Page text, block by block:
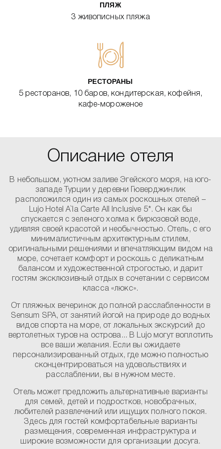
ПЛЯЖ
3 живописных пляжа
РЕСТОРАНЫ
5 ресторанов, 10 баров, кондитерская, кофейня,
кафе-мороженое
Описание отеля
В небольшом, уютном заливе Эгейского моря, на юго-
западе Турции у деревни Гюверджинлик
расположился один из самых роскошных отелей –
Lujo Hotel A`la Carte All Inclusive 5*. Он как бы
спускается с зеленого холма к бирюзовой воде,
удивляя своей красотой и необычностью. Отель, с его
минималистичным архитектурным стилем,
оригинальными решениями и впечатляющим видом на
море, сочетает комфорт и роскошь с деликатным
балансом и художественной строгостью, и дарит
гостям эксклюзивный отдых в сочетании с сервисом
класса «люкс».
От пляжных вечеринок до полной расслабленности в
Sensum SPA, от занятий йогой на природе до водных
видов спорта на море, от локальных экскурсий до
вертолетных туров на острова... В Lujo могут воплотить
все ваши желания. Если вы ожидаете
персонализированный отдых, где можно полностью
сконцентрироваться на удовольствиях и
расслаблении, вы в нужном месте.
Отель может предложить альтернативные варианты
для семей, детей и подростков, новобрачных,
любителей развлечений или ищущих полного покоя.
Здесь для гостей комфортабельные варианты
размещения, современная инфраструктура и
широкие возможности для организации досуга.